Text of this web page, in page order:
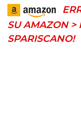
SU AMAZON >
SPARISCANO!